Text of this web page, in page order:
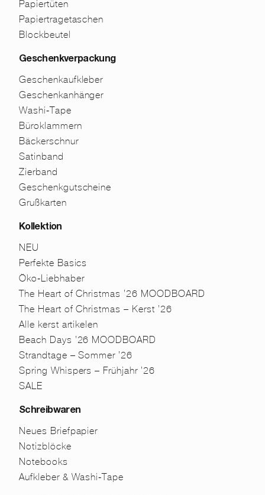
Papiertüten
Papiertragetaschen
Blockbeutel
Geschenkverpackung
Geschenkaufkleber
Geschenkanhänger
Washi-Tape
Büroklammern
Bäckerschnur
Satinband
Zierband
Geschenkgutscheine
Grußkarten
Kollektion
NEU
Perfekte Basics
Öko-Liebhaber
The Heart of Christmas ’26 MOODBOARD
The Heart of Christmas – Kerst ’26
Alle kerst artikelen
Beach Days ’26 MOODBOARD
Strandtage – Sommer ’26
Spring Whispers – Frühjahr ’26
SALE
Schreibwaren
Neues Briefpapier
Notizblöcke
Notebooks
Aufkleber & Washi-Tape